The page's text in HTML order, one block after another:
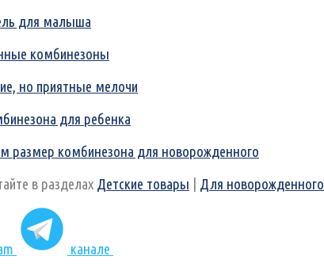
для малыша
комбинезоны
но приятные мелочи
для ребенка
размер комбинезона для новорожденного
в разделах Детские товары Для новорожденного
канале